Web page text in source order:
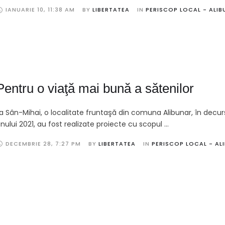
IANUARIE 10, 11:38 AM BY LIBERTATEA IN PERISCOP LOCAL -
o viaţă mai bună a sătenilor
Sân-Mihai, o localitate fruntaşă din comuna Alibunar, în
2021, au fost realizate proiecte cu scopul …
DECEMBRIE 28, 7:27 PM BY LIBERTATEA IN PERISCOP LOCAL -